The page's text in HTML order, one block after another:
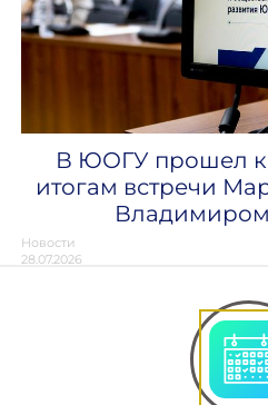
В ЮОГУ прошел
итогам встречи
Новости
28.07.2026